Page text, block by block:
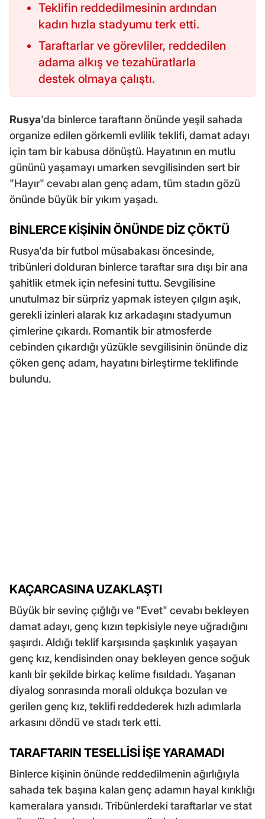
Teklifin reddedilmesinin ardından
kadın hızla stadyumu terk etti.
Taraftarlar ve görevliler, reddedilen
adama alkış ve tezahüratlarla
destek olmaya çalıştı.
Rusya'da binlerce taraftarın önünde yeşil sahada
organize edilen görkemli evlilik teklifi, damat adayı
için tam bir kabusa dönüştü. Hayatının en mutlu
gününü yaşamayı umarken sevgilisinden sert bir
"Hayır" cevabı alan genç adam, tüm stadın gözü
önünde büyük bir yıkım yaşadı.
BİNLERCE KİŞİNİN ÖNÜNDE DİZ ÇÖKTÜ
Rusya'da bir futbol müsabakası öncesinde,
tribünleri dolduran binlerce taraftar sıra dışı bir ana
şahitlik etmek için nefesini tuttu. Sevgilisine
unutulmaz bir sürpriz yapmak isteyen çılgın aşık,
gerekli izinleri alarak kız arkadaşını stadyumun
çimlerine çıkardı. Romantik bir atmosferde
cebinden çıkardığı yüzükle sevgilisinin önünde diz
çöken genç adam, hayatını birleştirme teklifinde
bulundu.
KAÇARCASINA UZAKLAŞTI
Büyük bir sevinç çığlığı ve "Evet" cevabı bekleyen
damat adayı, genç kızın tepkisiyle neye uğradığını
şaşırdı. Aldığı teklif karşısında şaşkınlık yaşayan
genç kız, kendisinden onay bekleyen gence soğuk
kanlı bir şekilde birkaç kelime fısıldadı. Yaşanan
diyalog sonrasında morali oldukça bozulan ve
gerilen genç kız, teklifi reddederek hızlı adımlarla
arkasını döndü ve stadı terk etti.
TARAFTARIN TESELLİSİ İŞE YARAMADI
Binlerce kişinin önünde reddedilmenin ağırlığıyla
sahada tek başına kalan genç adamın hayal kırıklığı
kameralara yansıdı. Tribünlerdeki taraftarlar ve stat